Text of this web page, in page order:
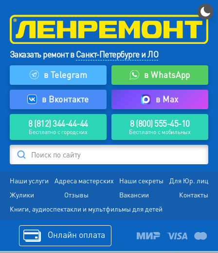
Заказать ремонт вСанкт-Петербурге и ЛО
в Telegram
в WhatsApp
в Вконтакте в Max
8 (812) 344-44-44
Бесплатно с городских
8 (800) 555-45-10
Бесплатно с мобильных
Поиск по сайту
Наши услуги Адреса мастерских Наши секреты
Для Юр. лиц
Жулики
Отзывы Вакансии
Контакты
Книги, аудиоспектакли и мультфильмы для детей
Онлайн оплата